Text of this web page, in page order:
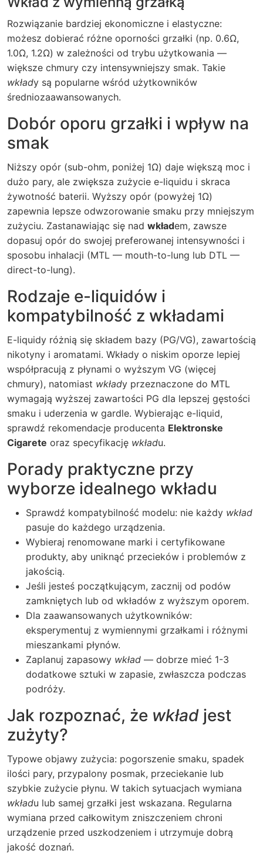
Rozwiązanie bardziej ekonomiczne i elastyczne:
możesz dobierać różne oporności grzałki (np. 0.6Ω,
1.0Ω, 1.2Ω) w zależności od trybu użytkowania —
większe chmury czy intensywniejszy smak. Takie
wkłady są popularne wśród użytkowników
średniozaawansowanych.
Dobór oporu grzałki i wpływ na
smak
Niższy opór (sub-ohm, poniżej 1Ω) daje większą moc i
dużo pary, ale zwiększa zużycie e-liquidu i skraca
żywotność baterii. Wyższy opór (powyżej 1Ω)
zapewnia lepsze odwzorowanie smaku przy mniejszym
zużyciu. Zastanawiając się nad wkładem, zawsze
dopasuj opór do swojej preferowanej intensywności i
sposobu inhalacji (MTL — mouth-to-lung lub DTL —
direct-to-lung).
Rodzaje e-liquidów i
kompatybilność z wkładami
E-liquidy różnią się składem bazy (PG/VG), zawartością
nikotyny i aromatami. Wkłady o niskim oporze lepiej
współpracują z płynami o wyższym VG (więcej
chmury), natomiast wkłady przeznaczone do MTL
wymagają wyższej zawartości PG dla lepszej gęstości
smaku i uderzenia w gardle. Wybierając e-liquid,
sprawdź rekomendacje producenta Elektronske
Cigarete oraz specyfikację wkładu.
Porady praktyczne przy
wyborze idealnego wkładu
Sprawdź kompatybilność modelu: nie każdy wkład
pasuje do każdego urządzenia.
Wybieraj renomowane marki i certyfikowane
produkty, aby uniknąć przecieków i problemów z
jakością.
Jeśli jesteś początkującym, zacznij od podów
zamkniętych lub od wkładów z wyższym oporem.
Dla zaawansowanych użytkowników:
eksperymentuj z wymiennymi grzałkami i różnymi
mieszankami płynów.
Zaplanuj zapasowy wkład — dobrze mieć 1-3
dodatkowe sztuki w zapasie, zwłaszcza podczas
podróży.
Jak rozpoznać, że wkład jest
zużyty?
Typowe objawy zużycia: pogorszenie smaku, spadek
ilości pary, przypalony posmak, przeciekanie lub
szybkie zużycie płynu. W takich sytuacjach wymiana
wkładu lub samej grzałki jest wskazana. Regularna
wymiana przed całkowitym zniszczeniem chroni
urządzenie przed uszkodzeniem i utrzymuje dobrą
jakość doznań.